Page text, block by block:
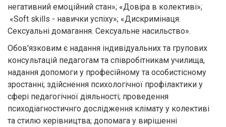
негативний емоційний стан»; «Довіра в колективі»;
«Soft skills - навички успіху»; «Дискримінаця.
Сексуальні домагання. Сексуальне насильство».
Обов'язковим є надання індивідуальних та групових
консультацій педагогам та співробітникам училища,
надання допомоги у професійному та особистісному
зростанні; здійснення психологічної профілактики у
сфері педагогічної діяльності; проведення
психодіагностичнго дослідження клімату у колективі
та стилю керівництва; допомага у вирішенні